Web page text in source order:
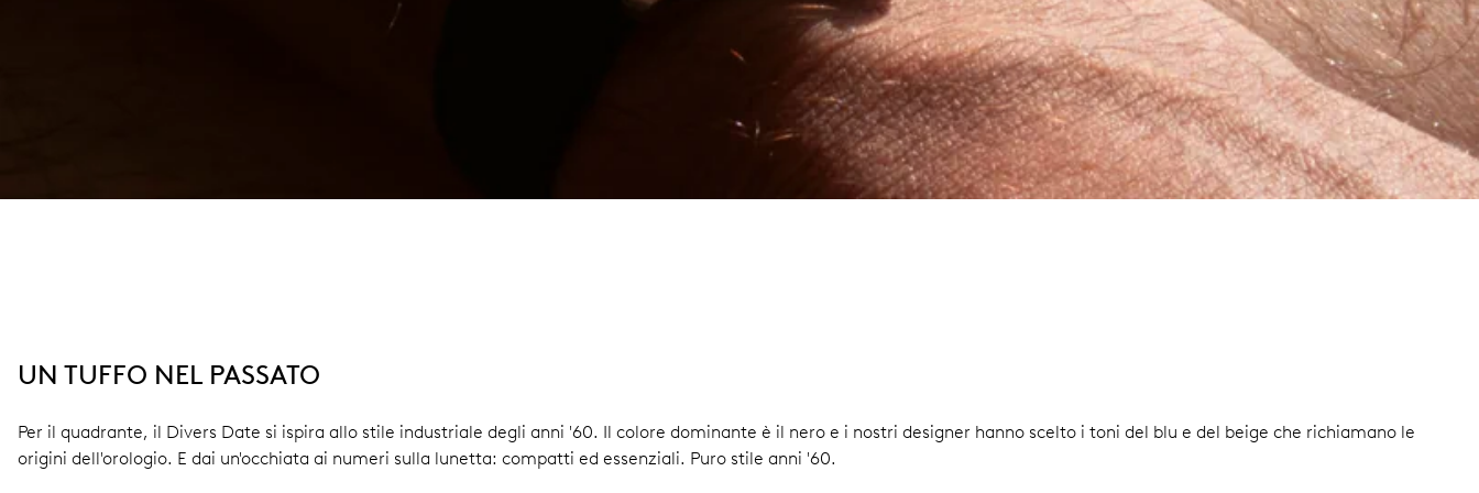
UN TUFFO NEL PASSATO
Per il quadrante, il Divers Date si ispira allo stile industriale degli anni '60. Il colore dominante è il nero e i nostri designer hanno scelto i toni del blu e del beige che richiamano le
origini dell'orologio. E dai un'occhiata ai numeri sulla lunetta: compatti ed essenziali. Puro stile anni '60.